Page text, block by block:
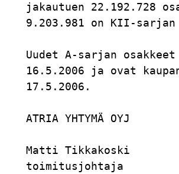
jakautuen 22.192.728
9.203.981 on KII-sarjan
Uudet A-sarjan
16.5.2006 ja ovat
17.5.2006.
ATRIA YHTYMÄ OYJ
Matti Tikkakoski
toimitusjohtaja